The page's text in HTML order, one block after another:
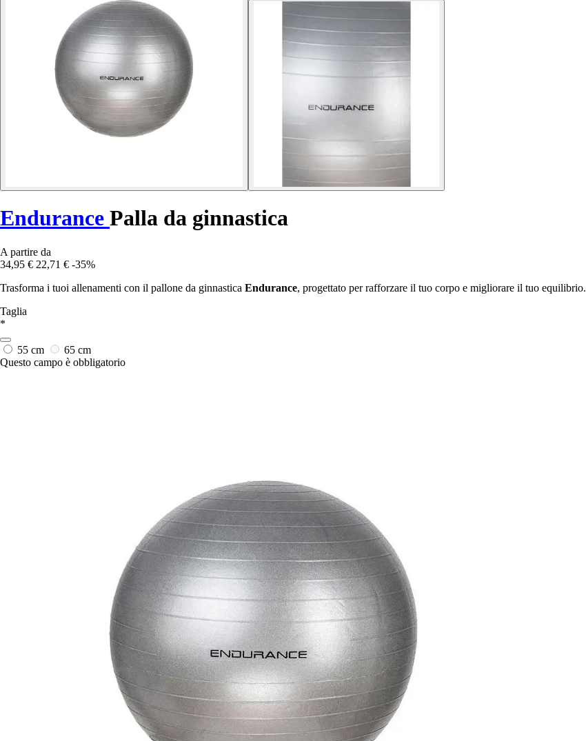
Endurance Palla da ginnastica
A partire da
34,95 € 22,71 € -35%
Trasforma i tuoi allenamenti con il pallone da ginnastica Endurance, progettato per rafforzare il tuo corpo e migliorare il tuo equilibrio.
Taglia
*
55 cm
65 cm
Questo campo è obbligatorio